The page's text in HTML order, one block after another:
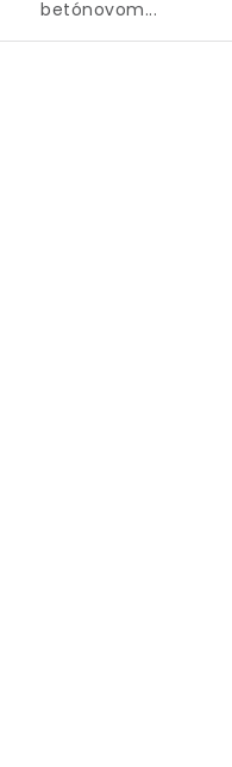
betónovom...